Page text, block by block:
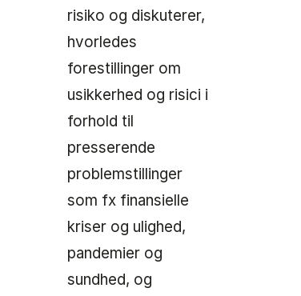
risiko og diskuterer,
hvorledes
forestillinger om
usikkerhed og risici i
forhold til
presserende
problemstillinger
som fx finansielle
kriser og ulighed,
pandemier og
sundhed, og